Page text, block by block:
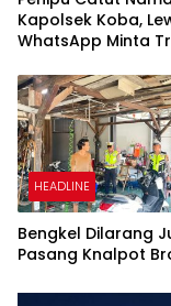
Kapolsek Koba,
WhatsApp Minta
HEADLINE
Bengkel Dilarang
Pasang Knalpot